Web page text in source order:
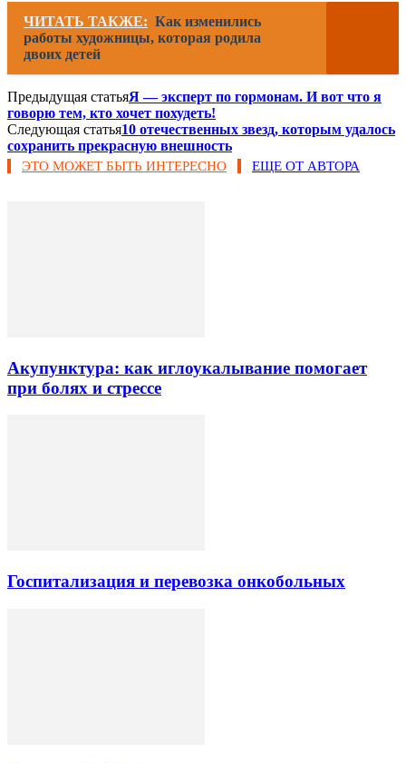
ЧИТАТЬ ТАКЖЕ: Как изменились
работы художницы, которая родила
двоих детей
Предыдущая статьяЯ — эксперт по гормонам. И вот что я
говорю тем, кто хочет похудеть!
Следующая статья10 отечественных звезд, которым удалось
сохранить прекрасную внешность
ЭТО МОЖЕТ БЫТЬ ИНТЕРЕСНО ЕЩЕ ОТ АВТОРА
Акупунктура: как иглоукалывание помогает
при болях и стрессе
Госпитализация и перевозка онкобольных